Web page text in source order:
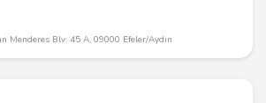
Menderes Blv. 45 A, 09000 Efeler/Aydın